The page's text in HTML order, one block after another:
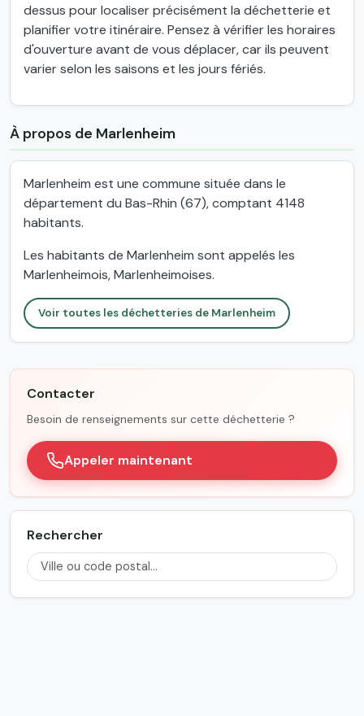
dessus pour localiser précisément la déchetterie et
planifier votre itinéraire. Pensez à vérifier les horaires
d'ouverture avant de vous déplacer, car ils peuvent
varier selon les saisons et les jours fériés.
À propos de Marlenheim
Marlenheim est une commune située dans le
département du Bas-Rhin (67), comptant 4148
habitants.
Les habitants de Marlenheim sont appelés les
Marlenheimois, Marlenheimoises.
Voir toutes les déchetteries de Marlenheim
Contacter
Besoin de renseignements sur cette déchetterie ?
Appeler maintenant
Rechercher